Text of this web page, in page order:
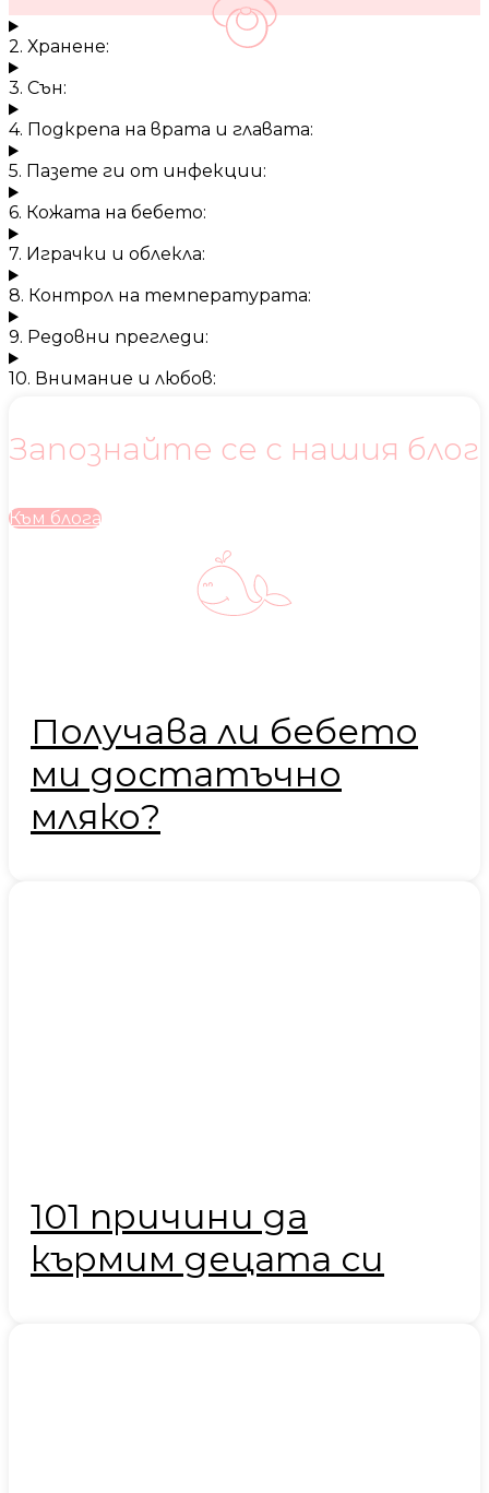
2. Хранене:
3. Сън:
4. Подкрепа на врата и главата:
5. Пазете ги от инфекции:
6. Кожата на бебето:
7. Играчки и облекла:
8. Контрол на температурата:
9. Редовни прегледи:
10. Внимание и любов:
Запознайте се с нашия блог
Към блога
Получава ли бебето
ми достатъчно
мляко?
101 причини да
кърмим децата си